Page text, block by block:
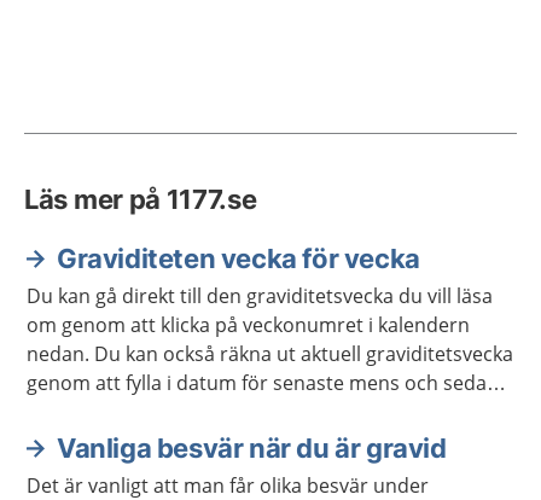
Läs mer på 1177.se
Graviditeten vecka för vecka
Du kan gå direkt till den graviditetsvecka du vill läsa
om genom att klicka på veckonumret i kalendern
nedan. Du kan också räkna ut aktuell graviditetsvecka
genom att fylla i datum för senaste mens och sedan
beräknat födelsedatum kan i stället ange det direkt.
Vanliga besvär när du är gravid
Det är vanligt att man får olika besvär under